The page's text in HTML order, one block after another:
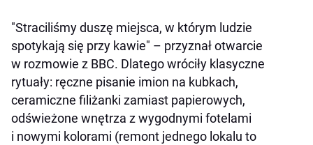
"Straciliśmy duszę miejsca, w którym ludzie
spotykają się przy kawie" – przyznał otwarcie
w rozmowie z BBC. Dlatego wróciły klasyczne
rytuały: ręczne pisanie imion na kubkach,
ceramiczne filiżanki zamiast papierowych,
odświeżone wnętrza z wygodnymi fotelami
i nowymi kolorami (remont jednego lokalu to